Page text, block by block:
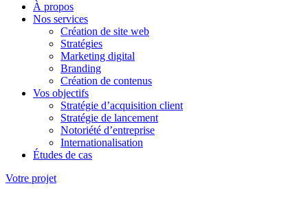
À propos
Nos services
Création de site web
Stratégies
Marketing digital
Branding
Création de contenus
Vos objectifs
Stratégie d’acquisition client
Stratégie de lancement
Notoriété d’entreprise
Internationalisation
Études de cas
Votre projet